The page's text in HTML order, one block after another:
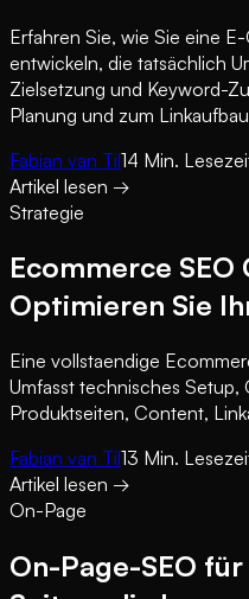
Erfahren Sie, wie Sie eine
entwickeln, die tatsächlich
Zielsetzung und Keyword-
Planung und zum
Fabian van Til14 Min.
Artikel lesen →
Strategie
Ecommerce SEO
Optimieren Sie
Eine vollstaendige
Umfasst technisches
Produktseiten, Content,
Fabian van Til13 Min.
Artikel lesen →
On-Page
On-Page-SEO